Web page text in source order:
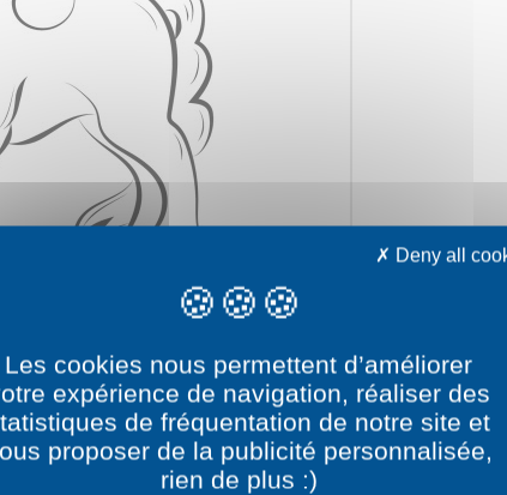
Les cookies nous permettent d’améliorer
expérience de navigation, réaliser des
de fréquentation de notre site et
proposer de la publicité personnalisée,
rien de plus :)
Deny all